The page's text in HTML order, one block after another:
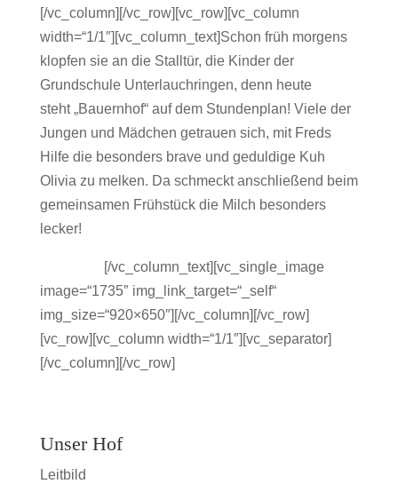
[/vc_column][/vc_row][vc_row][vc_column
width=“1/1″][vc_column_text]Schon früh morgens
klopfen sie an die Stalltür, die Kinder der
Grundschule Unterlauchringen, denn heute
steht „Bauernhof“ auf dem Stundenplan! Viele der
Jungen und Mädchen getrauen sich, mit Freds
Hilfe die besonders brave und geduldige Kuh
Olivia zu melken. Da schmeckt anschließend beim
gemeinsamen Frühstück die Milch besonders
lecker!
[/vc_column_text][vc_single_image
image=“1735″ img_link_target=“_self“
img_size=“920×650″][/vc_column][/vc_row]
[vc_row][vc_column width=“1/1″][vc_separator]
[/vc_column][/vc_row]
Unser Hof
Leitbild